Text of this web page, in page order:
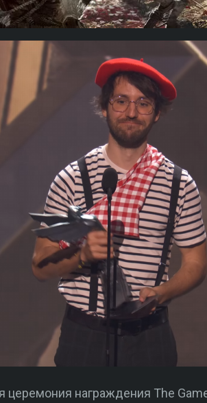
церемония награждения The